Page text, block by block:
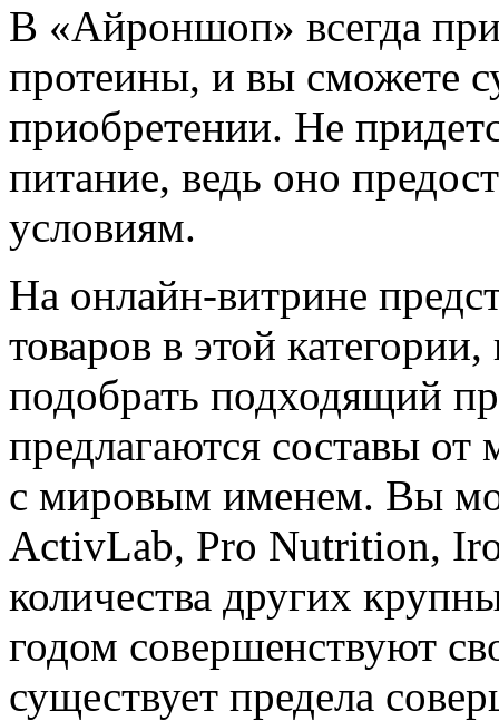
В «Айроншоп» всегда
протеины, и вы сможете
приобретении. Не
питание, ведь оно
условиям.
На онлайн-витрине
товаров в этой
подобрать подходящий
предлагаются составы
с мировым именем. Вы
ActivLab, Pro Nutrition,
количества других
годом совершенствуют
существует предела